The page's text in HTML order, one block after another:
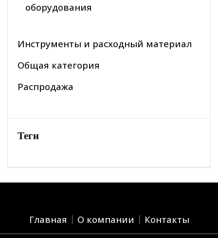
оборудования
Инструменты и расходный материал
Общая категория
Распродажа
Теги
Главная О компании Контакты